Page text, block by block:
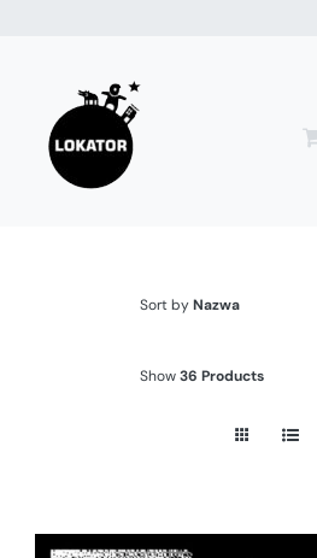
zawartości
Sort byNazwa
Show36 Products